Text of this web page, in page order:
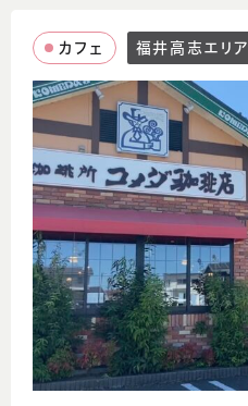
カフェ 福井高志エリア